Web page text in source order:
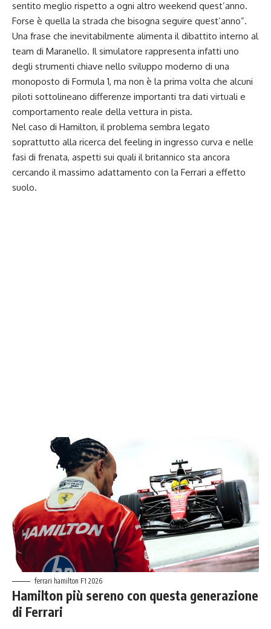
sentito meglio rispetto a ogni altro weekend quest’anno.
Forse è quella la strada che bisogna seguire quest’anno”.
Una frase che inevitabilmente alimenta il dibattito interno al
team di Maranello. Il simulatore rappresenta infatti uno
degli strumenti chiave nello sviluppo moderno di una
monoposto di Formula 1, ma non è la prima volta che alcuni
piloti sottolineano differenze importanti tra dati virtuali e
comportamento reale della vettura in pista.
Nel caso di Hamilton, il problema sembra legato
soprattutto alla ricerca del feeling in ingresso curva e nelle
fasi di frenata, aspetti sui quali il britannico sta ancora
cercando il massimo adattamento con la Ferrari a effetto
suolo.
ferrari hamilton F1 2026
Hamilton più sereno con questa generazione
di Ferrari